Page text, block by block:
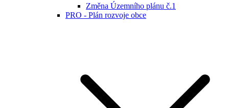
Změna Územního plánu č.1
PRO - Plán rozvoje obce